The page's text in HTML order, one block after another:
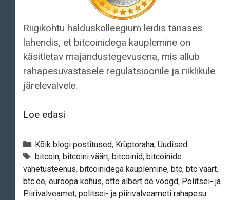
Riigikohtu halduskolleegium leidis tänases
lahendis, et bitcoinidega kauplemine on
käsitletav majandustegevusena, mis allub
rahapesuvastasele regulatsioonile ja riiklikule
järelevalvele.
Loe edasi
kauplemine
on
käsitletav
majandustegevusena
Categories
Kõik blogi postitused, Krüptoraha, Uudised
Tags
bitcoin, bitcoini väärt, bitcoinid, bitcoinide
vahetusteenus, bitcoinidega kauplemine, btc, btc väärt,
btc.ee, euroopa kohus, otto albert de voogd, Politsei- ja
Piirivalveamet, politsei- ja piirivalveameti rahapesu